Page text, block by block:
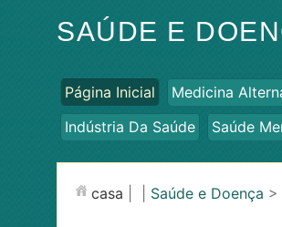
SAÚDE E
Página Inicial Medicina
Indústria Da Saúde
Saúde
casa Saúde e Doença >